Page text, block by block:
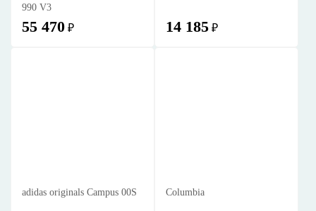
990 V3
55 470 ₽ 14 185 ₽
adidas originals Campus 00S Columbia